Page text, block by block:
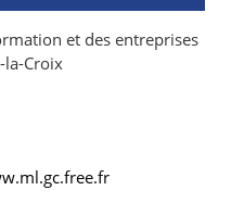
et des entreprises
la-Croix